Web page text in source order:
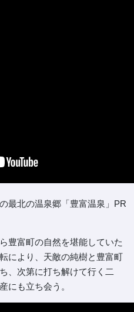
最北の温泉郷「豊富温泉」PR
豊富町の自然を堪能していた
により、天敵の純樹と豊富町
、次第に打ち解けて行く二
にも立ち会う。